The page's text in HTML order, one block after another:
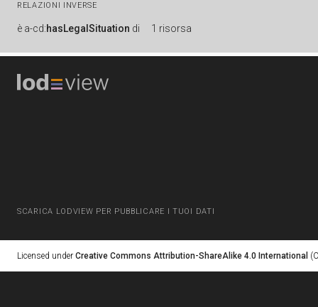
RELAZIONI INVERSE
è a-cd:hasLegalSituation di 1 risorsa
SCARICA LODVIEW PER PUBBLICARE I TUOI DATI
Licensed under Creative Commons Attribution-ShareAlike 4.0 International